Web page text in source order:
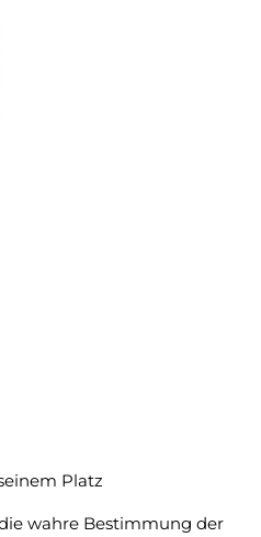
Platz
wahre Bestimmung der